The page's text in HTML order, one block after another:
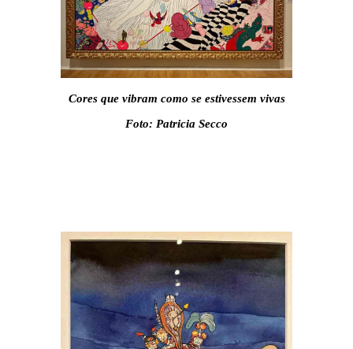
Cores que vibram como se estivessem vivas
Foto: Patricia Secco